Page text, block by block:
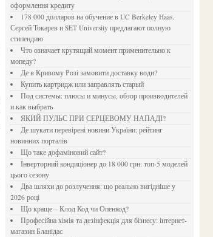
оформлення кредиту
178 000 долларов на обучение в UC Berkeley Haas.
Сергей Токарев и SET University предлагают полную
стипендию
Что означает крутящий момент применительно к
мопеду?
Де в Кривому Розі замовити доставку води?
Купить картридж или заправлять старый
Под системы: плюсы и минусы, обзор производителей
и как выбрать
ЯКИЙ ПУЛЬС ПРИ СЕРЦЕВОМУ НАПАДІ?
Де шукати перевірені новини України: рейтинг
новинних порталів
Що таке дофаміновий сайт?
Інверторний кондиціонер до 18 000 грн: топ-5 моделей
цього сезону
Два шляхи до розлучення: що реально вигідніше у
2026 році
Що краще – Клод Код чи Опенкод?
Професійна хімія та дезінфекція для бізнесу: інтернет-
магазин Бланідас